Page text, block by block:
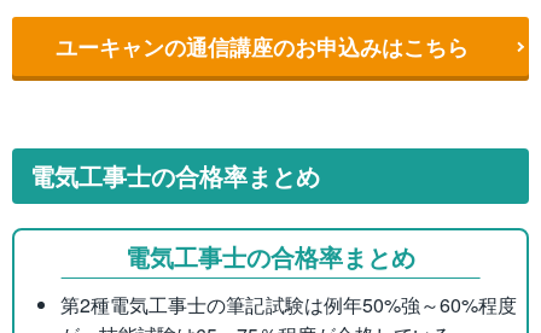
ユーキャンの通信講座のお申込みはこちら
電気工事士の合格率まとめ
電気工事士の合格率まとめ
第2種電気工事士の筆記試験は例年50%強～60%程度